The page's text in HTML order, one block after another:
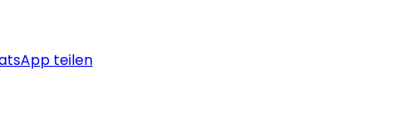
teilen